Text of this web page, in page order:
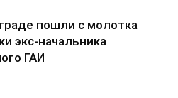
пошли с молотка
экс-начальника
ГАИ